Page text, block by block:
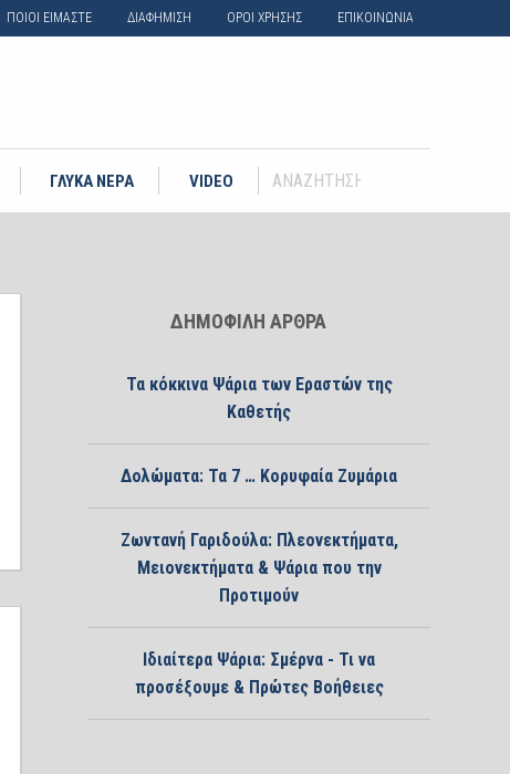
ΠΟΙΟΙ ΕΙΜΑΣΤΕ ΔΙΑΦΗΜΙΣΗ ΟΡΟΙ ΧΡΗΣΗΣ ΕΠΙΚΟΙΝΩΝΙΑ
ΓΛΥΚΑ ΝΕΡΑ VIDEO
ΔΗΜΟΦΙΛΗ ΑΡΘΡΑ
Τα κόκκινα Ψάρια των Εραστών της
Καθετής
Δολώματα: Τα 7 … Κορυφαία Ζυμάρια
Ζωντανή Γαριδούλα: Πλεονεκτήματα,
Μειονεκτήματα & Ψάρια που την
Προτιμούν
Ιδιαίτερα Ψάρια: Σμέρνα - Τι να
προσέξουμε & Πρώτες Βοήθειες